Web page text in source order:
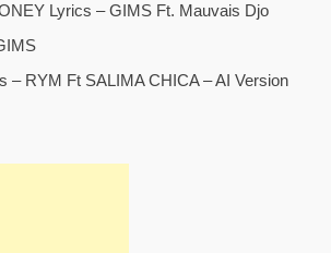
Lyrics – GIMS Ft. Mauvais Djo
– RYM Ft SALIMA CHICA – AI Version